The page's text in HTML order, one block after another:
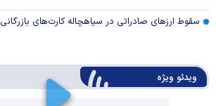
سقوط ارزهای صادراتی در سیاهچاله کارت‌های بازرگانی
ویدئو ویژه